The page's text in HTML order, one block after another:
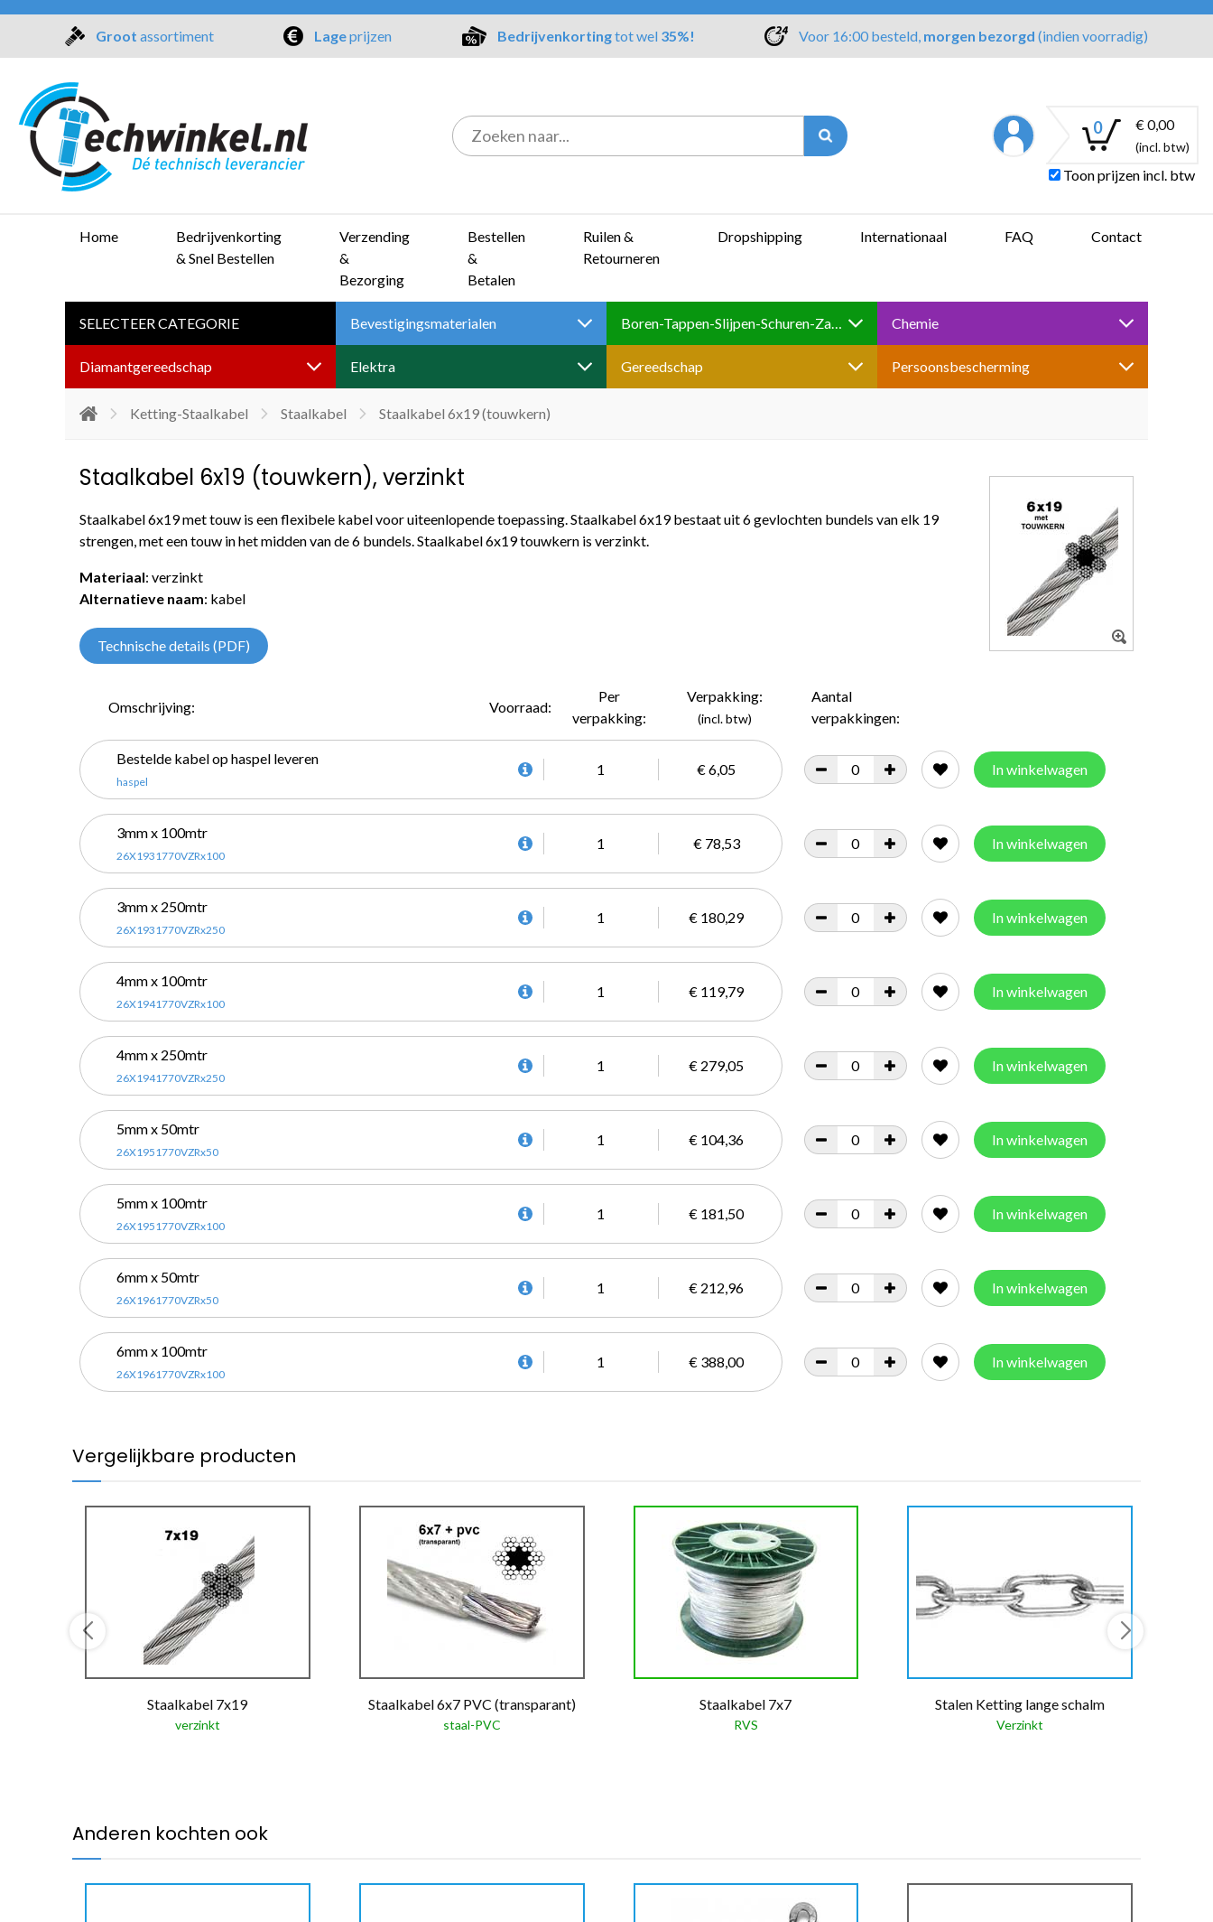
Groot assortiment Lageprijzen Bedrijvenkortingtot wel 35%! Voor 16:00 besteld, morgen bezorgd (indien voorradig)
0 € 0,00
(incl. btw)
Toon prijzen incl. btw
Home
Bedrijvenkorting
& Snel Bestellen
Verzending
&
Bezorging
Bestellen
&
Betalen
Ruilen &
Retourneren
Dropshipping Internationaal FAQ Contact
SELECTEER CATEGORIE Bevestigingsmaterialen Boren-Tappen-Slijpen-Schuren-Zagen Chemie
Diamantgereedschap Elektra Gereedschap Persoonsbescherming
Ketting-Staalkabel Staalkabel Staalkabel 6x19 (touwkern)
Staalkabel 6x19 (touwkern), verzinkt
Staalkabel 6x19 met touw is een flexibele kabel voor uiteenlopende toepassing. Staalkabel 6x19 bestaat uit 6 gevlochten bundels van elk 19
strengen, met een touw in het midden van de 6 bundels. Staalkabel 6x19 touwkern is verzinkt.
Materiaal: verzinkt
Alternatieve naam: kabel
Technische details (PDF)
Omschrijving: Voorraad:
Per
verpakking:
Verpakking:
(incl. btw)
Aantal
verpakkingen:
Bestelde kabel op haspel leveren
haspel
1 € 6,05 In winkelwagen
3mm x 100mtr
26X1931770VZRx100
1 € 78,53 In winkelwagen
3mm x 250mtr
26X1931770VZRx250
1 € 180,29 In winkelwagen
4mm x 100mtr
26X1941770VZRx100
1 € 119,79 In winkelwagen
4mm x 250mtr
26X1941770VZRx250
1 € 279,05 In winkelwagen
5mm x 50mtr
26X1951770VZRx50
1 € 104,36 In winkelwagen
5mm x 100mtr
26X1951770VZRx100
1 € 181,50 In winkelwagen
6mm x 50mtr
26X1961770VZRx50
1 € 212,96 In winkelwagen
6mm x 100mtr
26X1961770VZRx100
1 € 388,00 In winkelwagen
Vergelijkbare producten
Staalkabel 7x19
verzinkt
Staalkabel 6x7 PVC (transparant)
staal-PVC
Staalkabel 7x7
RVS
Stalen Ketting lange schalm
Verzinkt
Anderen kochten ook